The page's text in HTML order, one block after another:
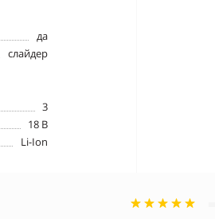
да
слайдер
3
18 В
Li-Ion